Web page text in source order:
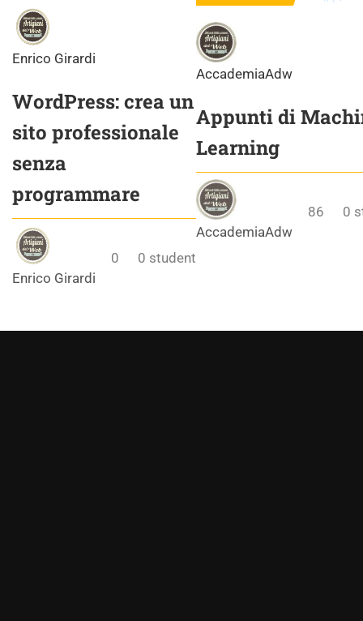
Enrico Girardi
WordPress: crea un
sito professionale
senza
programmare
Enrico Girardi
0 0 student
AccademiaAdw
Appunti di
Learning
AccademiaAdw
86 0